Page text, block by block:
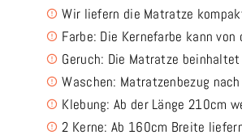
Wir liefern die Matratze
Farbe: Die Kernefarbe kann
Geruch: Die Matratze
Waschen: Matratzenbezug
Klebung: Ab der Länge 210cm
2 Kerne: Ab 160cm Breite